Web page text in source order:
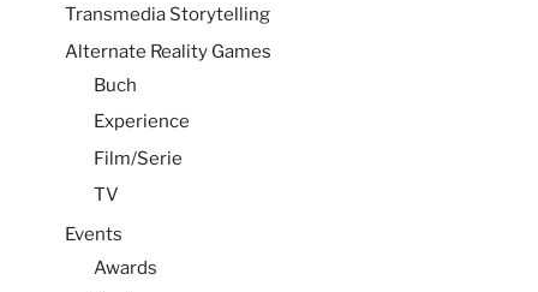
Transmedia Storytelling
Alternate Reality Games
Buch
Experience
Film/Serie
TV
Events
Awards